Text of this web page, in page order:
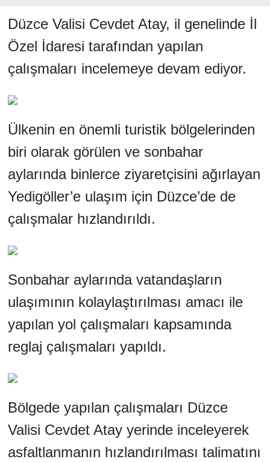
DüzceValisi Cevdet Atay, il genelinde İl
Özel İdaresi tarafından yapılan
çalışmaları incelemeye devam ediyor.
Ülkenin en önemli turistik bölgelerinden
biri olarak görülen ve sonbahar
aylarında binlerce ziyaretçisini ağırlayan
Yedigöller’e ulaşım için Düzce’de de
çalışmalar hızlandırıldı.
Sonbahar aylarında vatandaşların
ulaşımının kolaylaştırılması amacı ile
yapılan yol çalışmaları kapsamında
reglaj çalışmaları yapıldı.
Bölgede yapılan çalışmaları Düzce
Valisi Cevdet Atay yerinde inceleyerek
asfaltlanmanın hızlandırılması talimatını